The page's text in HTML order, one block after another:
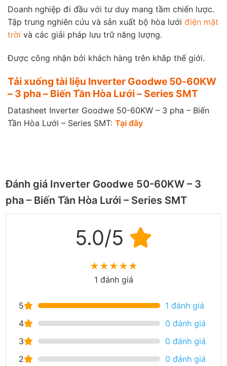
Doanh nghiệp đi đầu với tư duy mang tầm chiến lược.
Tập trung nghiên cứu và sản xuất bộ hòa lưới điện mặt
trời và các giải pháp lưu trữ năng lượng.
Được công nhận bởi khách hàng trên khắp thế giới.
Tải xuống tài liệu Inverter Goodwe 50-60KW
– 3 pha – Biến Tần Hòa Lưới – Series SMT
Datasheet Inverter Goodwe 50-60KW – 3 pha – Biến
Tần Hòa Lưới – Series SMT: Tại đây
Đánh giá Inverter Goodwe 50-60KW – 3
pha – Biến Tần Hòa Lưới – Series SMT
5.0/5
★★★★★
1 đánh giá
5
1 đánh giá
4
0 đánh giá
3
0 đánh giá
2
0 đánh giá